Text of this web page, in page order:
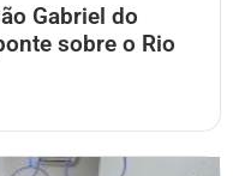
Gabriel do
sobre o Rio